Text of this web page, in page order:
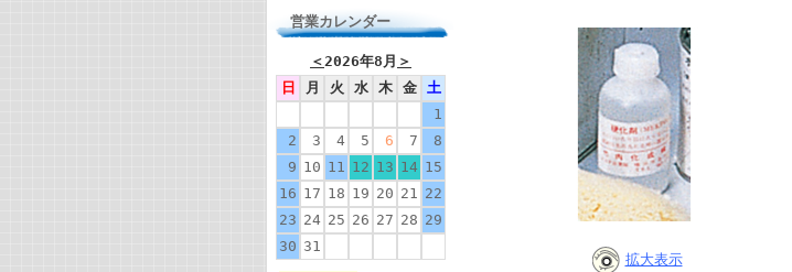
営業カレンダー
＜2026年8月 ＞
日
月 火 水 木 金
土
1
2
3 4 5 6 7
8
9 10 11 12 13 14 15
16 17 18 19 20 21 22
23 24 25 26 27 28 29
30 31
拡大表示